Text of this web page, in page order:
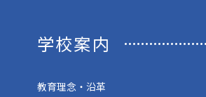
学校案内
教育理念・沿革